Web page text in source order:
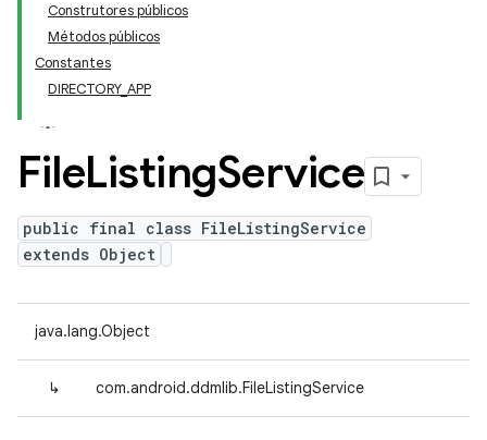
Construtores públicos
Métodos públicos
Constantes
DIRECTORY_APP
FileListingService
public final class FileListingService
extends Object
java.lang.Object
↳ com.android.ddmlib.FileListingService